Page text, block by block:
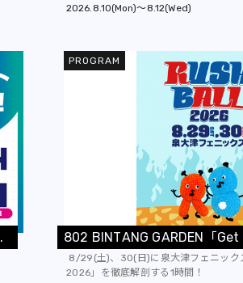
2026 8.10(Mon)～8.12(Wed)
.
PROGRAM
802 BINTANG GARDEN 「Get
8/29(土)、30(日)に泉大津フェニック
2026」を徹底解剖する1時間！